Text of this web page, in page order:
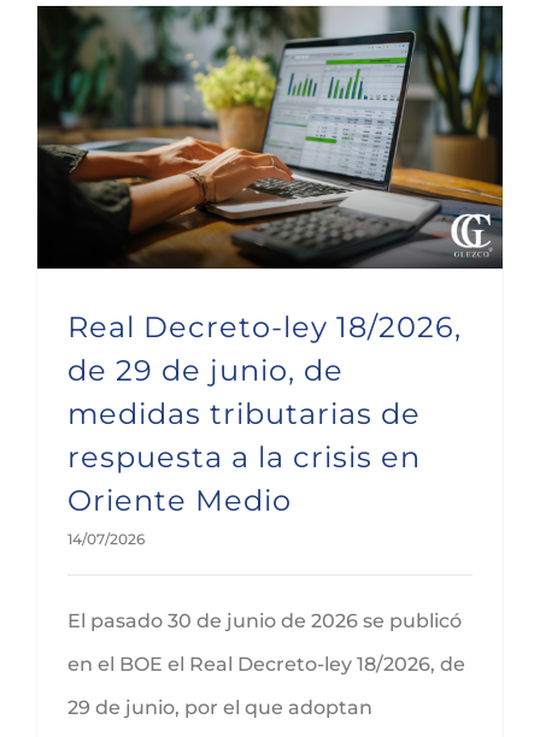
Real Decreto-ley 18/2026,
de 29 de junio, de
medidas tributarias de
respuesta a la crisis en
Oriente Medio
14/07/2026
El pasado 30 de junio de 2026 se publicó
en el BOE el Real Decreto-ley 18/2026, de
29 de junio, por el que adoptan